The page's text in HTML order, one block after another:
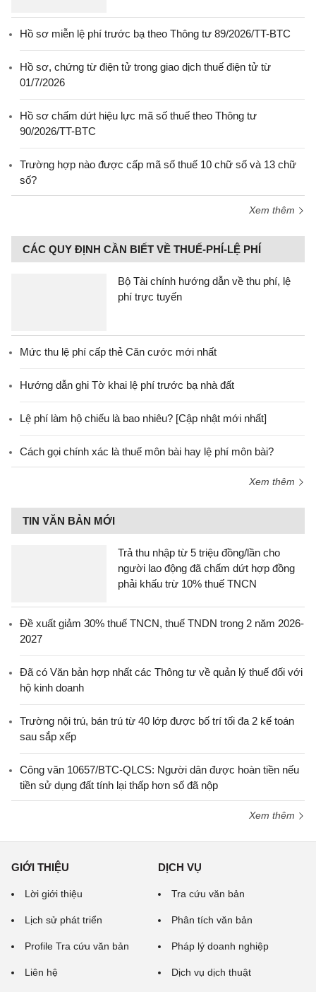
Hồ sơ miễn lệ phí trước bạ theo Thông tư 89/2026/TT-BTC
Hồ sơ, chứng từ điện tử trong giao dịch thuế điện tử từ
01/7/2026
Hồ sơ chấm dứt hiệu lực mã số thuế theo Thông tư
90/2026/TT-BTC
Trường hợp nào được cấp mã số thuế 10 chữ số và 13 chữ
số?
Xem thêm
CÁC QUY ĐỊNH CẦN BIẾT VỀ THUẾ-PHÍ-LỆ PHÍ
Bộ Tài chính hướng dẫn về thu phí, lệ
phí trực tuyến
Mức thu lệ phí cấp thẻ Căn cước mới nhất
Hướng dẫn ghi Tờ khai lệ phí trước bạ nhà đất
Lệ phí làm hộ chiếu là bao nhiêu? [Cập nhật mới nhất]
Cách gọi chính xác là thuế môn bài hay lệ phí môn bài?
Xem thêm
TIN VĂN BẢN MỚI
Trả thu nhập từ 5 triệu đồng/lần cho
người lao động đã chấm dứt hợp đồng
phải khấu trừ 10% thuế TNCN
Đề xuất giảm 30% thuế TNCN, thuế TNDN trong 2 năm 2026-
2027
Đã có Văn bản hợp nhất các Thông tư về quản lý thuế đối với
hộ kinh doanh
Trường nội trú, bán trú từ 40 lớp được bố trí tối đa 2 kế toán
sau sắp xếp
Công văn 10657/BTC-QLCS: Người dân được hoàn tiền nếu
tiền sử dụng đất tính lại thấp hơn số đã nộp
Xem thêm
GIỚI THIỆU
Lời giới thiệu
Lịch sử phát triển
Profile Tra cứu văn bản
Liên hệ
DỊCH VỤ
Tra cứu văn bản
Phân tích văn bản
Pháp lý doanh nghiệp
Dịch vụ dịch thuật